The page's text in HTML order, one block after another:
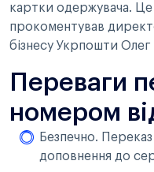
картки одержувача. Це
прокоментував
бізнесу Укрпошти Олег
Переваги
номером
Безпечно.
доповнення до